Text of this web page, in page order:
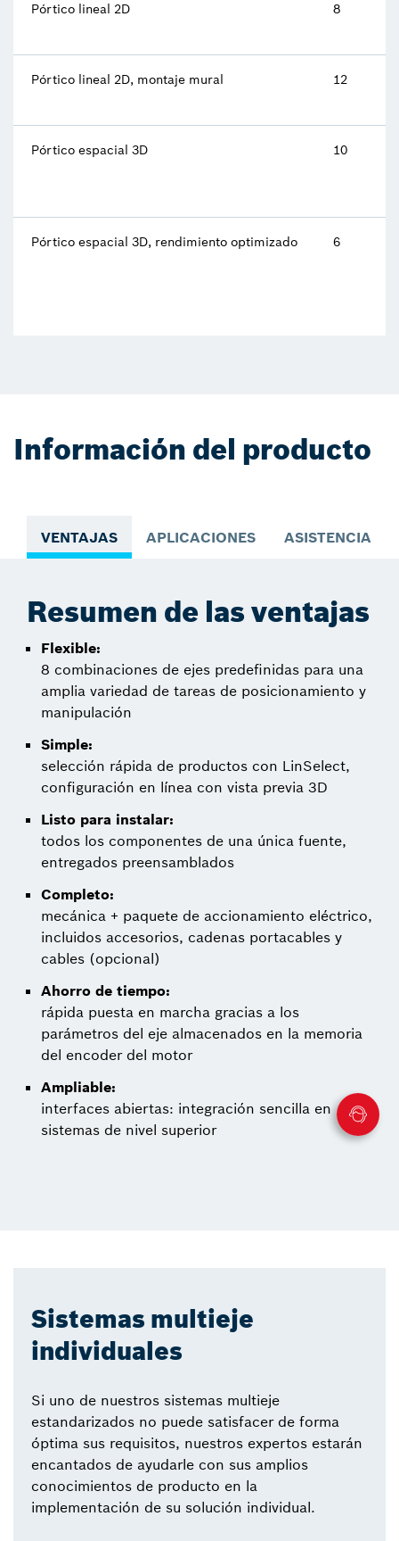
Pórtico lineal 2D 8
Pórtico lineal 2D, montaje mural 12
Pórtico espacial 3D 10
Pórtico espacial 3D, rendimiento optimizado 6
Información del producto
VENTAJAS APLICACIONES ASISTENCIA
Resumen de las ventajas
Flexible:
8 combinaciones de ejes predefinidas para una
amplia variedad de tareas de posicionamiento y
manipulación
Simple:
selección rápida de productos con LinSelect,
configuración en línea con vista previa 3D
Listo para instalar:
todos los componentes de una única fuente,
entregados preensamblados
Completo:
mecánica + paquete de accionamiento eléctrico,
incluidos accesorios, cadenas portacables y
cables (opcional)
Ahorro de tiempo:
rápida puesta en marcha gracias a los
parámetros del eje almacenados en la memoria
del encoder del motor
Ampliable:
interfaces abiertas: integración sencilla en
sistemas de nivel superior
Sistemas multieje
individuales
Si uno de nuestros sistemas multieje
estandarizados no puede satisfacer de forma
óptima sus requisitos, nuestros expertos estarán
encantados de ayudarle con sus amplios
conocimientos de producto en la
implementación de su solución individual.